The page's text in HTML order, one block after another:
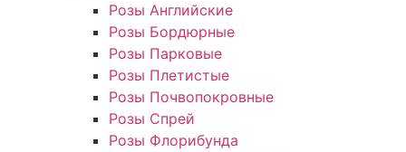
Розы Английские
Розы Бордюрные
Розы Парковые
Розы Плетистые
Розы Почвопокровные
Розы Спрей
Розы Флорибунда